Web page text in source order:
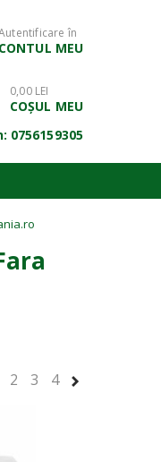
în
CONTUL MEU
0,00 LEI
COȘUL MEU
0756159305
2 3 4